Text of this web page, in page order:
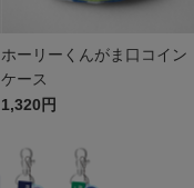
ホーリーくんがま口コイン
ケース
1,320円